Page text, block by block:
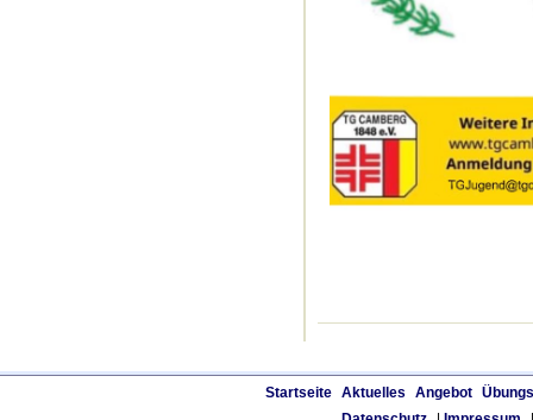
Startseite Aktuelles Angebot